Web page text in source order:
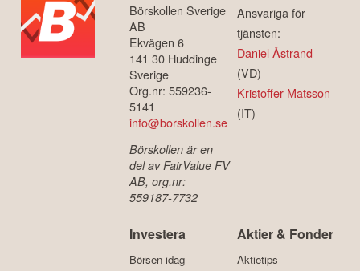
Börskollen Sverige
AB
Ekvägen 6
141 30 Huddinge
Sverige
Org.nr: 559236-
5141
info@borskollen.se
Börskollen är en
del av FairValue FV
AB, org.nr:
559187-7732
Ansvariga för
tjänsten:
Daniel Åstrand
(VD)
Kristoffer Matsson
(IT)
Investera
Börsen idag
Aktier & Fonder
Aktietips